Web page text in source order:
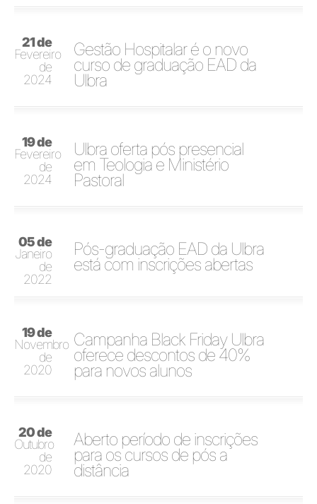
21 de
Fevereiro
de
2024
Gestão Hospitalar é o novo
curso de graduação EAD da
Ulbra
19 de
Fevereiro
de
2024
Ulbra oferta pós presencial
em Teologia e Ministério
Pastoral
05 de
Janeiro
de
2022
Pós-graduação EAD da Ulbra
está com inscrições abertas
19 de
Novembro
de
2020
Campanha Black Friday Ulbra
oferece descontos de 40%
para novos alunos
20 de
Outubro
de
2020
Aberto período de inscrições
para os cursos de pós a
distância